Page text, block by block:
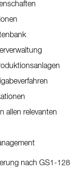
allen relevanten
nach GS1-128